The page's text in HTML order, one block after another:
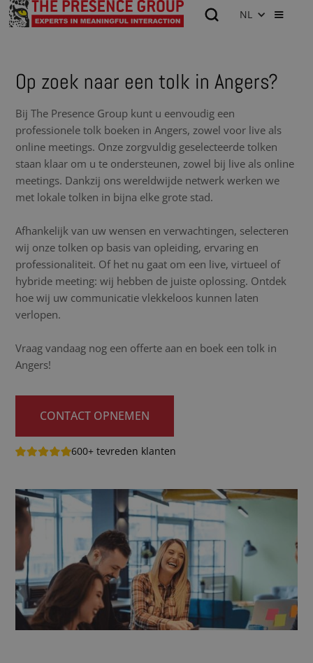
NL
Op zoek naar een tolk in Angers?
Bij The Presence Group kunt u eenvoudig een
professionele tolk boeken in Angers, zowel voor live als
online meetings. Onze zorgvuldig geselecteerde tolken
staan klaar om u te ondersteunen, zowel bij live als online
meetings. Dankzij ons wereldwijde netwerk werken we
met lokale tolken in bijna elke grote stad.
Afhankelijk van uw wensen en verwachtingen, selecteren
wij onze tolken op basis van opleiding, ervaring en
professionaliteit. Of het nu gaat om een live, virtueel of
hybride meeting: wij hebben de juiste oplossing. Ontdek
hoe wij uw communicatie vlekkeloos kunnen laten
verlopen.
Vraag vandaag nog een offerte aan en boek een tolk in
Angers!
CONTACT OPNEMEN
600+ tevreden klanten